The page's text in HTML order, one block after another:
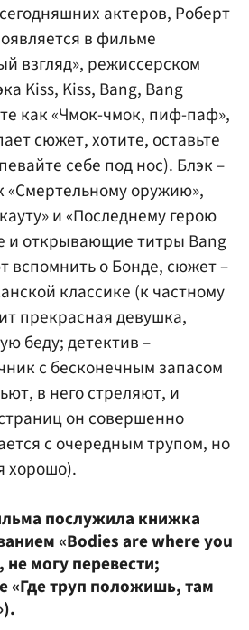
актеров, Роберт
в фильме
взгляд», режиссерском
Kiss, Kiss, Bang, Bang
как «Чмок-чмок, пиф-паф»,
сюжет, хотите, оставьте
себе под нос). Блэк –
«Смертельному оружию»,
и «Последнему герою
и открывающие титры Bang
вспомнить о Бонде, сюжет –
классике (к частному
прекрасная девушка,
беду; детектив –
с бесконечным запасом
в него стреляют, и
он совершенно
с очередным трупом, но
хорошо).
послужила книжка
«Bodies are where you
могу перевести;
«Где труп положишь, там